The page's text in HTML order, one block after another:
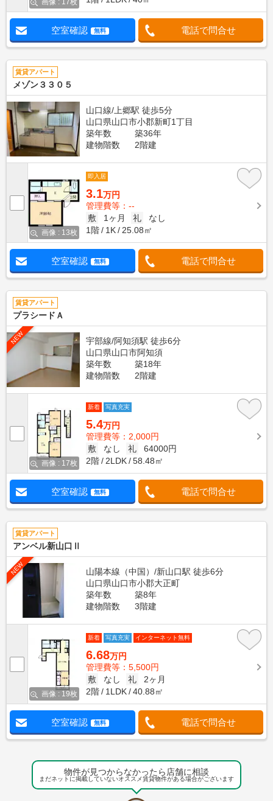
画像 : 17枚
空室確認 無料 電話で問合せ
賃貸アパート
メゾン３３０５
山口線/上郷駅 徒歩5分
山口県山口市小郡新町1丁目
築年数
築36年
建物階数
2階建
画像 : 13枚
即入居
3.1万円
管理費等：--
敷
1ヶ月 礼
なし
1階
1K 25.08㎡
空室確認 無料 電話で問合せ
賃貸アパート
プラシードＡ
NEW
宇部線/阿知須駅 徒歩6分
山口県山口市阿知須
築年数
築18年
建物階数
2階建
画像 : 17枚
新着 写真充実
5.4万円
管理費等：2,000円
敷
なし 礼
64000円
2階
2LDK 58.48㎡
空室確認 無料 電話で問合せ
賃貸アパート
アンベル新山口Ⅱ
NEW
山陽本線（中国）/新山口駅 徒歩6分
山口県山口市小郡大正町
築年数
築8年
建物階数
3階建
画像 : 19枚
新着 写真充実 インターネット無料
6.68万円
管理費等：5,500円
敷
なし 礼
2ヶ月
2階
1LDK 40.88㎡
空室確認 無料 電話で問合せ
物件が見つからなかったら店舗に相談
まだネットに掲載していないオススメ賃貸物件がある場合がございます